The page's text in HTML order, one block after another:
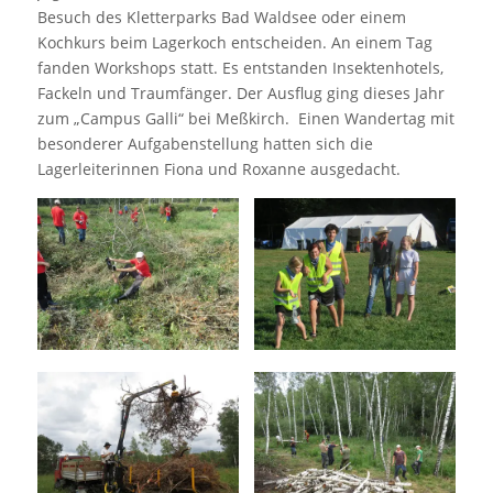
Besuch des Kletterparks Bad Waldsee oder einem
Kochkurs beim Lagerkoch entscheiden. An einem Tag
fanden Workshops statt. Es entstanden Insektenhotels,
Fackeln und Traumfänger. Der Ausflug ging dieses Jahr
zum „Campus Galli“ bei Meßkirch. Einen Wandertag mit
besonderer Aufgabenstellung hatten sich die
Lagerleiterinnen Fiona und Roxanne ausgedacht.